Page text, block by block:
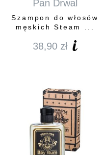
Pan Drwal
Szampon do włosów
męskich Steam ...
38,90 zł